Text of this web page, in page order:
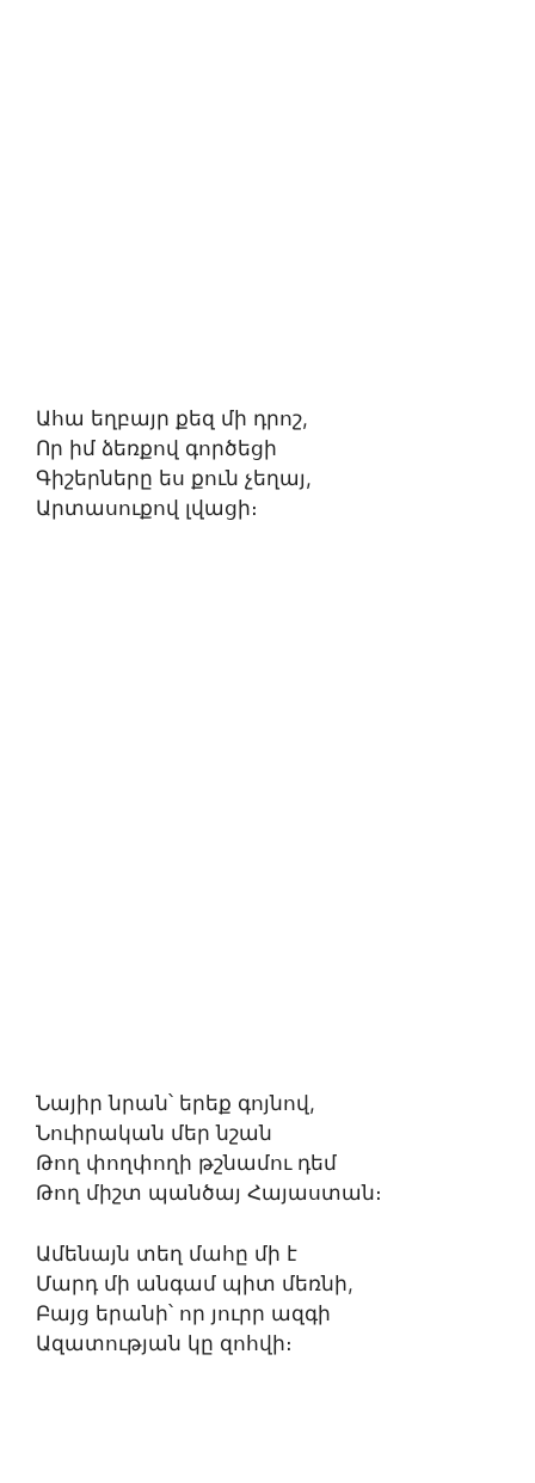
Ահա եղբայր քեզ մի դրոշ,
Որ իմ ձեռքով գործեցի
Գիշերները ես քուն չեղայ,
Արտասուքով լվացի։
Նայիր նրան՝ երեք գոյնով,
Նուիրական մեր նշան
Թող փողփողի թշնամու դեմ
Թող միշտ պանծայ Հայաստան։
Ամենայն տեղ մահը մի է
Մարդ մի անգամ պիտ մեռնի,
Բայց երանի՝ որ յուրր ազգի
Ազատության կը զոհվի։